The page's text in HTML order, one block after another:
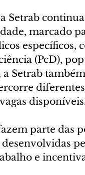
Setrab
marcado
específicos,
(PcD),
Setrab
parte das
e